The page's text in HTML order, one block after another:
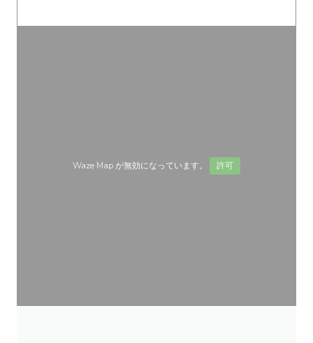
Waze Map が無効になっています。 許可